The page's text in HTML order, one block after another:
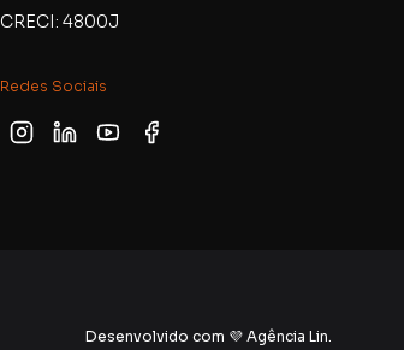
CRECI: 4800J
Redes Sociais
Desenvolvido com 💜 Agência Lin.